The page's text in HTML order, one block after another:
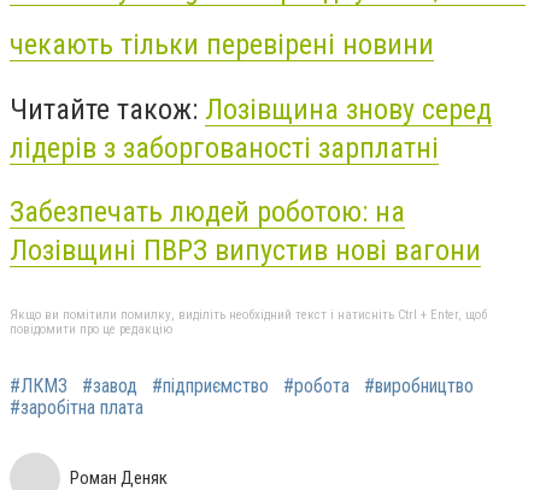
чекають тільки перевірені новини
Читайте також: Лозівщина знову серед
лідерів з заборгованості зарплатні
Забезпечать людей роботою: на
Лозівщині ПВРЗ випустив нові вагони
Якщо ви помітили помилку, виділіть необхідний текст і натисніть Ctrl + Enter, щоб
повідомити про це редакцію
#ЛКМЗ #завод #підприємство #робота
#виробництво
#заробітна плата
Роман Деняк